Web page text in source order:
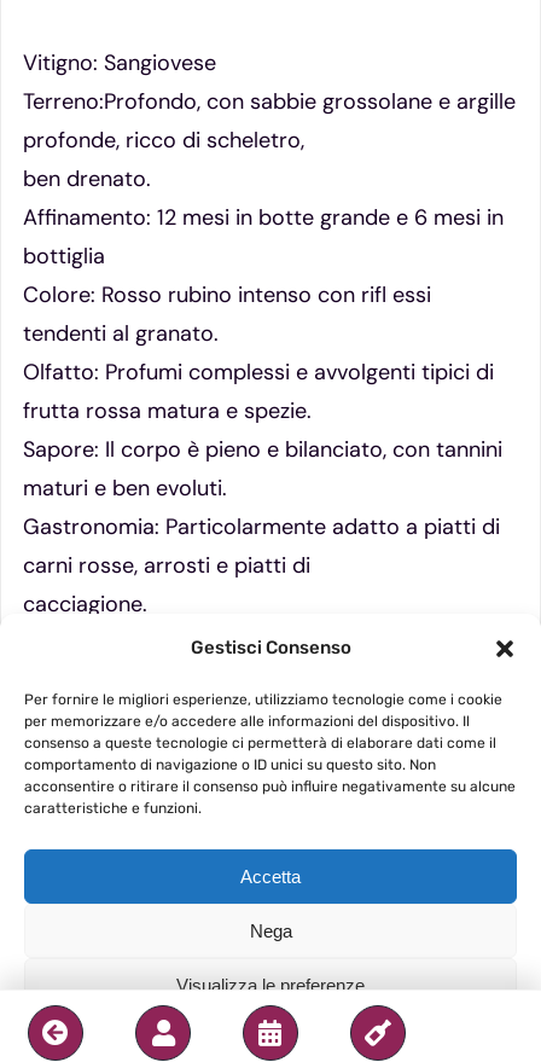
Gestisci Consenso
Per fornire le migliori esperienze, utilizziamo tecnologie come i cookie
per memorizzare e/o accedere alle informazioni del dispositivo. Il
consenso a queste tecnologie ci permetterà di elaborare dati come il
comportamento di navigazione o ID unici su questo sito. Non
acconsentire o ritirare il consenso può influire negativamente su alcune
caratteristiche e funzioni.
Accetta
Nega
Visualizza le preferenze
Privacy
Vitigno: Sangiovese
Terreno:Profondo, con sabbie grossolane e argille
profonde, ricco di scheletro,
ben drenato.
Affinamento: 12 mesi in botte grande e 6 mesi in
bottiglia
Colore: Rosso rubino intenso con rifl essi
tendenti al granato.
Olfatto: Profumi complessi e avvolgenti tipici di
frutta rossa matura e spezie.
Sapore: Il corpo è pieno e bilanciato, con tannini
maturi e ben evoluti.
Gastronomia: Particolarmente adatto a piatti di
carni rosse, arrosti e piatti di
cacciagione.
Temperatura iniziale di servizio: 16°-17°C